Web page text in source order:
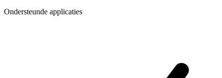
Ondersteunde applicaties